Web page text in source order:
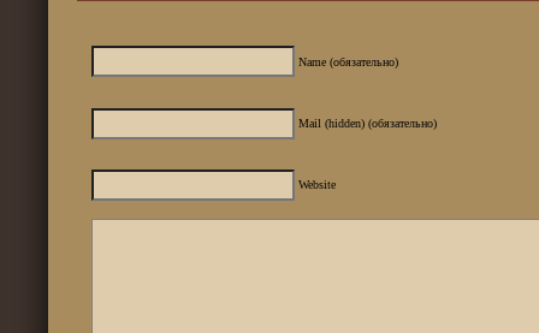
Name (обязательно)
Mail (hidden) (обязательно)
Website